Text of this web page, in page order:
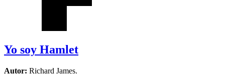
Yo soy Hamlet
Autor: Richard James.